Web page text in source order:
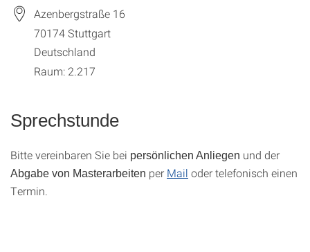
Azenbergstraße 16
70174Stuttgart
Deutschland
Raum: 2.217
Sprechstunde
Bitte vereinbaren Sie bei persönlichen Anliegen und der
Abgabe von Masterarbeiten per Mail oder telefonisch einen
Termin.